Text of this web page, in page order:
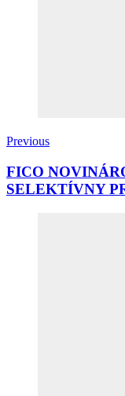
Previous
FICO
SELEKTÍVNY